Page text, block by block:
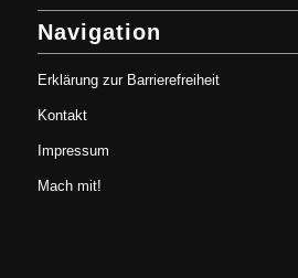
Navigation
Erklärung zur Barrierefreiheit
Kontakt
Impressum
Mach mit!